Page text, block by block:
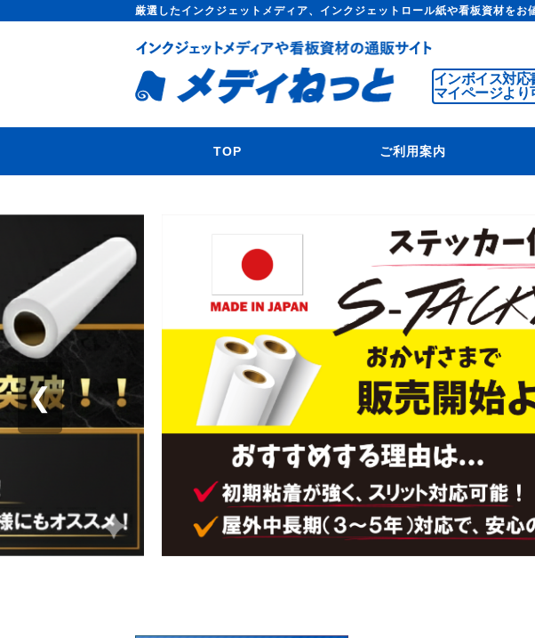
厳選したインクジェットメディア、インクジェットロール紙や看板資材をお
インボイス対応
マイページより
TOP ご利用案内
❮